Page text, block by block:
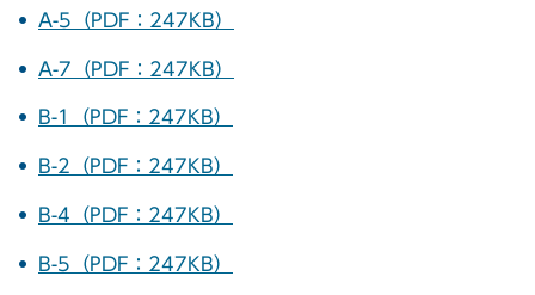
A-5（PDF：247KB）
A-7（PDF：247KB）
B-1（PDF：247KB）
B-2（PDF：247KB）
B-4（PDF：247KB）
B-5（PDF：247KB）